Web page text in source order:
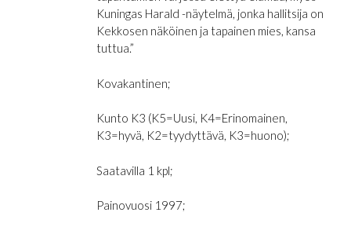
Kuningas Harald -näytelmä, jonka hallitsija on
Kekkosen näköinen ja tapainen mies, kansa
tuttua.”
Kovakantinen;
Kunto K3 (K5=Uusi, K4=Erinomainen,
K3=hyvä, K2=tyydyttävä, K3=huono);
Saatavilla 1 kpl;
Painovuosi 1997;